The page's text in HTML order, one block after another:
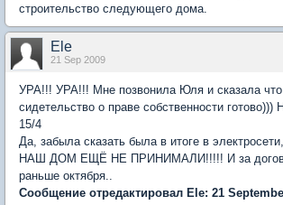
строительство следующего дома.
Ele
21 Sep 2009
УРА!!! УРА!!! Мне позвонила Юля и сказала
сидетельство о праве собственности
15/4
Да, забыла сказать была в итоге в
НАШ ДОМ ЕЩЁ НЕ ПРИНИМАЛИ!!!!! И за
раньше октября..
Сообщение отредактировал Ele: 21